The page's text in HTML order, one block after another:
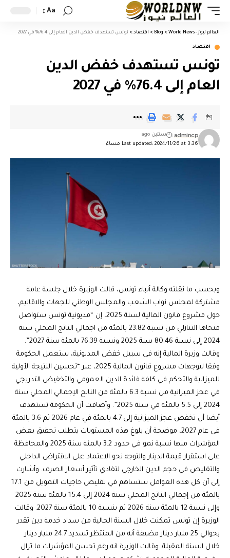
Aa
العالم نيوز - World News >
Blog
> اقتصاد > تونس تستهدف خفض الدين العام إلى 76.4% في 2027
اقتصاد
تونس تستهدف خفض الدين
العام إلى 76.4% في 2027
Last updated: 2024/11/26 at 3:36 مساءً
admincp سنتين ago
وبحسب ما نقلته وكالة أنباء تونس، قالت الوزيرة خلال جلسة عامة
مشتركة لمجلس نواب الشعب والمجلس الوطني للجهات والاقاليم،
حول مشروع قانون المالية لسنة 2025، إن “مديونية تونس ستواصل
منحاها التنازلي من نسبة 23.82 بالمئة من اجمالي الناتج المحلي سنة
2024 إلى نسبة 80.46 سنة 2025 ونسبة 76.39 بالمئة سنة 2027”.
وقالت وزيرة المالية إنه في سبيل خفض المديونية، ستعمل الحكومة
وفقا لتوجهات مشروع قانون المالية 2025، عبر “تحسين النتيجة الأولية
للميزانية والتحكم في كلفة فائدة الدين العمومي والتخفيض التدريجي
في عجز الميزانية من نسبة 6.3 بالمئة من الناتج الإجمالي المحلي سنة
2024 إلى 5.5 بالمئة في سنة 2025”. وأضافت أن الحكومة تستهدف
أيضا أن تخفض عجز الميزانية إلى 4.7 بالمئة في عام 2026 ثم 3.6 بالمئة
في عام 2027، موضحة أن بلوغ هذه المستويات يتطلب تحقيق بعض
المؤشرات منها نسبة نمو في حدود 3.2 بالمئة سنة 2025 والمحافظة
على استقرار قيمة الدينار والتوجه نحو الاعتماد على الاقتراض الداخلي
والتقليص في حجم الدين الخارجي لتفادي تأثير أسعار الصرف. وأشارت
إلى أن كل هذه العوامل ستساهم في تقليص حاجيات التمويل من 17.1
بالمئة من إجمالي الناتج المحلي سنة 2024 إلى 15.4 بالمئة سنة 2025
وإلى نسبة 12 بالمئة سنة 2026 ثم بنسبة 10 بالمئة سنة 2027. وقالت
الوزيرة إن تونس تمكنت خلال السنة الحالية من سداد خدمة دين تقدر
بحوالي 25 مليار دينار مضيفة أنه من المنتظر تسديد 24.7 مليار دينار
خلال السنة المقبلة. وقالت الوزيرة انه رغم تحسن المؤشرات ما تزال